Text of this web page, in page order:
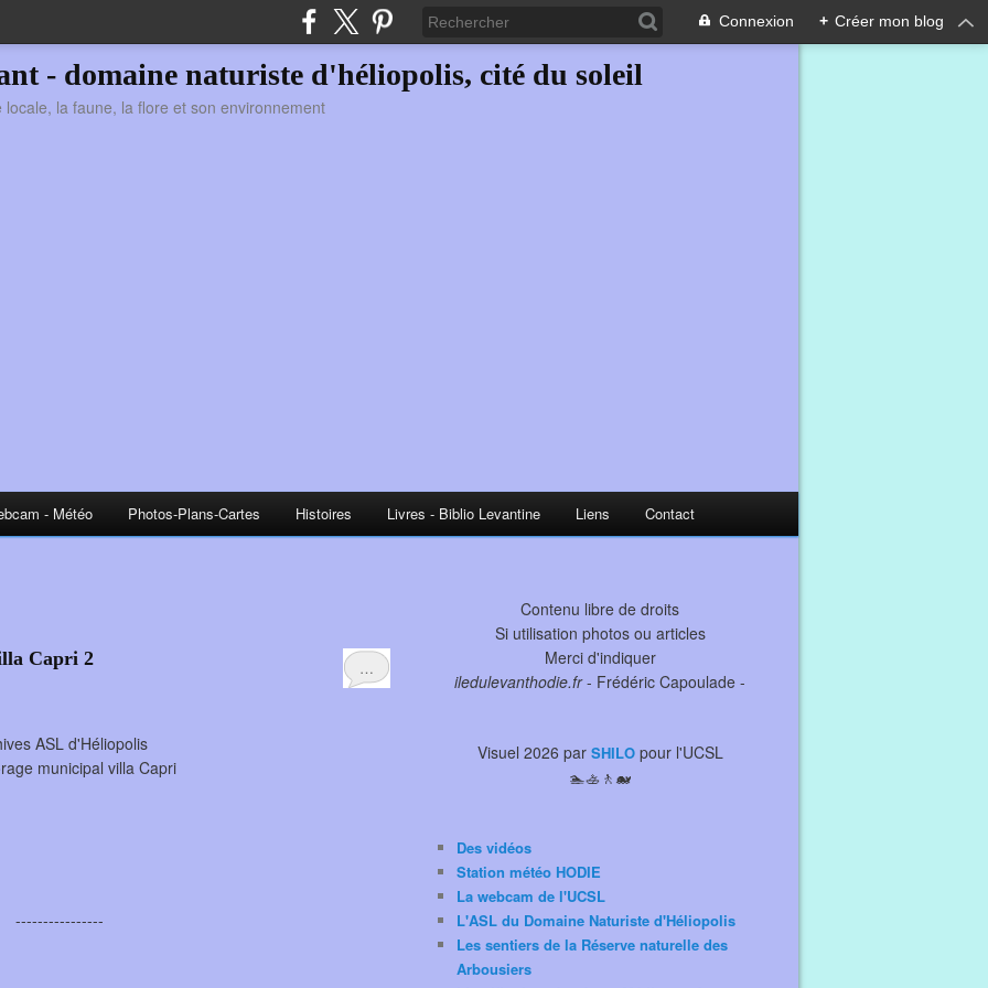
Connexion + Créer mon blog
- domaine naturiste d'héliopolis, cité du soleil
locale, la faune, la flore et son environnement
- Météo Photos-Plans-Cartes Histoires Livres - Biblio Levantine Liens Contact
…
Capri 2
ASL d'Héliopolis
municipal villa Capri
----------------
Contenu libre de droits
Si utilisation photos ou articles
Merci d'indiquer
iledulevanthodie.fr- Frédéric Capoulade -
Visuel 2026 par SHILOpour l'UCSL
🏊🚣🚶🐋
Des vidéos
Station météo HODIE
La webcam de l'UCSL
L'ASL du Domaine Naturiste d'Héliopolis
Les sentiers de la Réserve naturelle des
Arbousiers